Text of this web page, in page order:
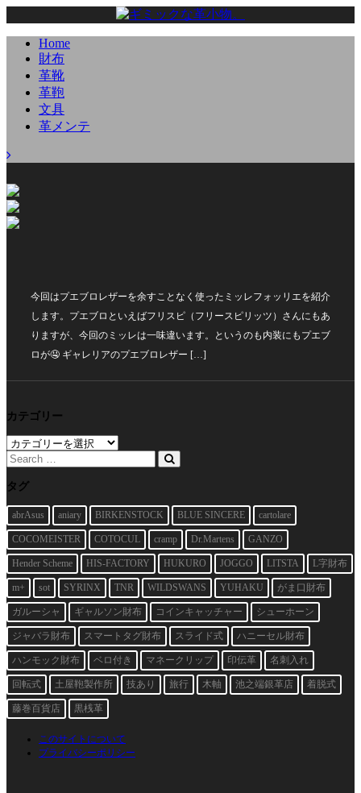
Home
財布
革靴
革鞄
文具
革メンテ
今回はプエブロレザーを余すことなく使ったミッレフォッリエを紹介
します。プエブロといえばフリスピ（フリースピリッツ）さんにもあ
りますが、今回のミッレは一味違います。というのも内装にもプエブ
ロが🤤 ギャレリアのプエブロレザー […]
カテゴリー
カ
テ
ゴ
リ
タグ
abrAsus aniary BIRKENSTOCK BLUE SINCERE cartolare
COCOMEISTER COTOCUL cramp Dr.Martens GANZO
Hender Scheme HIS-FACTORY HUKURO JOGGO LITSTA L字財布
m+ sot SYRINX TNR WILDSWANS YUHAKU がま口財布
ガルーシャ ギャルソン財布 コインキャッチャー シューホーン
ジャバラ財布 スマートタグ財布 スライド式 ハニーセル財布
ハンモック財布 ベロ付き マネークリップ 印伝革 名刺入れ
回転式 土屋鞄製作所 技あり 旅行 木軸 池之端銀革店 着脱式
藤巻百貨店 黒桟革
このサイトについて
プライバシーポリシー